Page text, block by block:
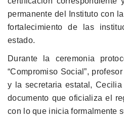
permanente del Instituto con
fortalecimiento de las
estado.
Durante la ceremonia
“Compromiso Social”,
y la secretaria estatal,
documento que oficializa el
con lo que inicia formalmente